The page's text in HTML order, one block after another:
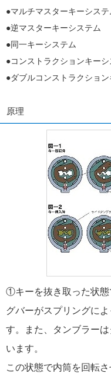
●マルチマスターキーシステ
●逆マスターキーシステム
●同一キーシステム
●コンストラクションキーシ
●ダブルコンストラクション
原理
①キーを抜き取った状態
グバーがスプリングに
す。
また、タンブラー
います。
この状態で内筒を回転